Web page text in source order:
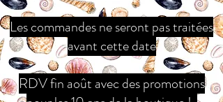
Les commandes ne seront pas traitées
avant cette date
RDV fin août avec des promotions